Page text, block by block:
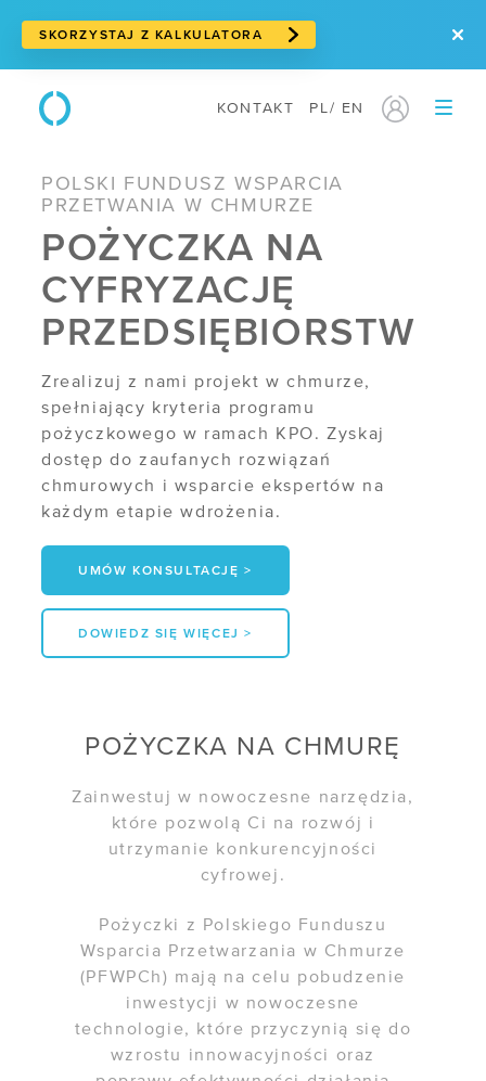
SKORZYSTAJ Z KALKULATORA
KONTAKT EN
/
PL
/ Serwery w chmurze
/ Cloud storage
/ Storage blokowy
/ Storage obiektowy
/ Suwerenna chmura
/ Usługi sieciowe
/ Traffic Manager
/ Monitoring SLA
/ Cennik
USŁUGI WSPARCIA
/ Cloud Operation Support
ROZWIĄZANIA
/ Disaster Recovery
/ Skan podatności
/ Managed Kubernetes
NARZĘDZIA
POLSKI FUNDUSZ WSPARCIA
PRZETWANIA W CHMURZE
POŻYCZKA NA
CYFRYZACJĘ
PRZEDSIĘBIORSTW
Zrealizuj z nami projekt w chmurze,
spełniający kryteria programu
pożyczkowego w ramach KPO. Zyskaj
dostęp do zaufanych rozwiązań
chmurowych i wsparcie ekspertów na
każdym etapie wdrożenia.
UMÓW KONSULTACJĘ >
DOWIEDZ SIĘ WIĘCEJ >
POŻYCZKA NA CHMURĘ
Zainwestuj w nowoczesne narzędzia,
które pozwolą Ci na rozwój i
utrzymanie konkurencyjności
cyfrowej.
Pożyczki z Polskiego Funduszu
Wsparcia Przetwarzania w Chmurze
(PFWPCh) mają na celu pobudzenie
inwestycji w nowoczesne
technologie, które przyczynią się do
wzrostu innowacyjności oraz